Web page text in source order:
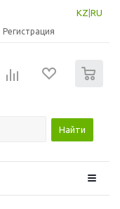
KZ RU
Регистрация
Найти